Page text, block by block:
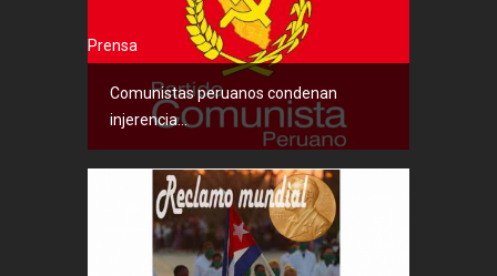
Prensa
Comunistas peruanos condenan
injerencia...